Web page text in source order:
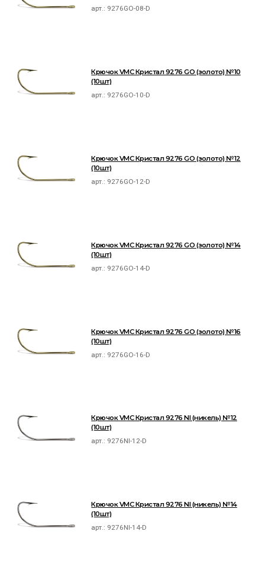
арт.: 9276GO-08-D
Крючок VMC Кристал 9276 GO (золото) №10
(10шт)
арт.: 9276GO-10-D
Крючок VMC Кристал 9276 GO (золото) №12
(10шт)
арт.: 9276GO-12-D
Крючок VMC Кристал 9276 GO (золото) №14
(10шт)
арт.: 9276GO-14-D
Крючок VMC Кристал 9276 GO (золото) №16
(10шт)
арт.: 9276GO-16-D
Крючок VMC Кристал 9276 NI (никель) №12
(10шт)
арт.: 9276NI-12-D
Крючок VMC Кристал 9276 NI (никель) №14
(10шт)
арт.: 9276NI-14-D